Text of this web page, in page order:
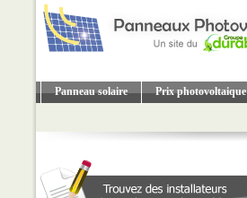
Panneau solaire Prix photovoltaique